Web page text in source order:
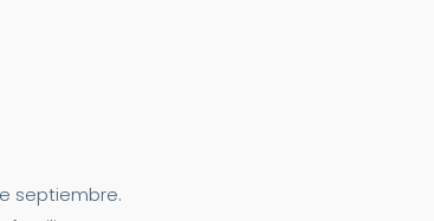
septiembre.